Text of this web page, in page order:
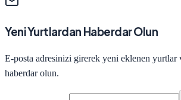
Yeni Yurtlardan Haberdar Olun
E-posta adresinizi girerek yeni eklenen yurtlar
haberdar olun.